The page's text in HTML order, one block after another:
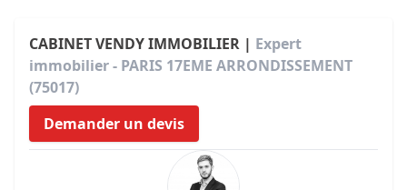
CABINET VENDY IMMOBILIER | Expert
immobilier - PARIS 17EME ARRONDISSEMENT
(75017)
Demander un devis